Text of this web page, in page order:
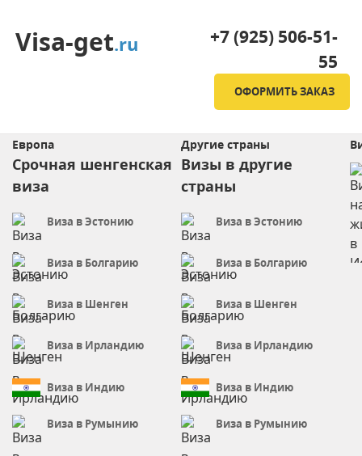
Visa-get.ru
+7 (925) 506-51-
55
ОФОРМИТЬ ЗАКАЗ
Европа
Срочная шенгенская
виза
Виза в Эстонию
Виза в Болгарию
Виза в Шенген
Виза в Ирландию
Виза в Индию
Виза в Румынию
Другие страны
Визы в другие
страны
Виза в Эстонию
Виза в Болгарию
Виза в Шенген
Виза в Ирландию
Виза в Индию
Виза в Румынию